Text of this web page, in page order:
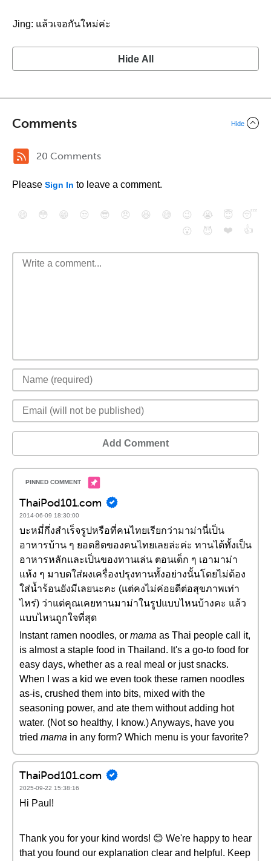
Jing: แล้วเจอกันใหม่ค่ะ
Hide All
Comments Hide
20 Comments
Please Sign In to leave a comment.
😄 😳 😁 😒 😎 😠 😆 😅 😉 😭 😇
😴
😮
😈 ❤️ 👍
Add Comment
ThaiPod101.com
2014-06-09 18:30:00
บะหมี่กึ่งสำเร็จรูปหรือที่คนไทยเรียกว่ามาม่านี่เป็น
อาหารบ้าน ๆ ยอดฮิตของคนไทยเลยล่ะค่ะ ทานได้ทั้งเป็น
อาหารหลักและเป็นของทานเล่น ตอนเด็ก ๆ เอามาม่า
แห้ง ๆ มาบดใส่ผงเครื่องปรุงทานทั้งอย่างนั้นโดยไม่ต้อง
ใส่น้ำร้อนยังมีเลยนะคะ (แต่คงไม่ค่อยดีต่อสุขภาพเท่า
ไหร่) ว่าแต่คุณเคยทานมาม่าในรูปแบบไหนบ้างคะ แล้ว
แบบไหนถูกใจที่สุด
Instant ramen noodles, or mama as Thai people call it,
is almost a staple food in Thailand. It's a go-to food for
easy days, whether as a real meal or just snacks.
When I was a kid we even took these ramen noodles
as-is, crushed them into bits, mixed with the
seasoning power, and ate them without adding hot
water. (Not so healthy, I know.) Anyways, have you
tried mama in any form? Which menu is your favorite?
ThaiPod101.com
2025-09-22 15:38:16
Hi Paul!
Thank you for your kind words! 😊 We're happy to hear
that you found our explanation clear and helpful. Keep